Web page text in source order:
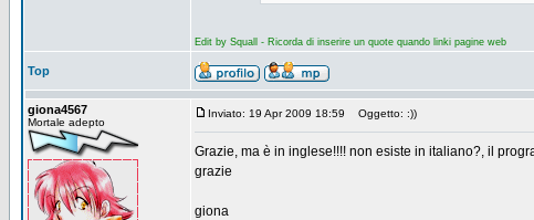
Edit by Squall - Ricorda di inserire un quote quando linki pagine web
Top
giona4567
Mortale adepto
Inviato: 19 Apr 2009 18:59 Oggetto: :))
Grazie, ma è in inglese!!!! non esiste in italiano?, il
grazie
giona